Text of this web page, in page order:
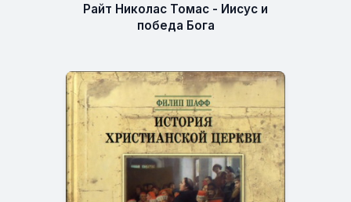
Райт Николас Томас - Иисус и
победа Бога